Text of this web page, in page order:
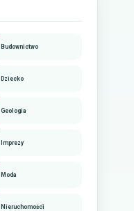
Budownictwo
Dziecko
Geologia
Imprezy
Moda
Nieruchomości